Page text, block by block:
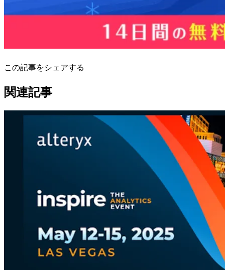
この記事をシェアする
関連記事